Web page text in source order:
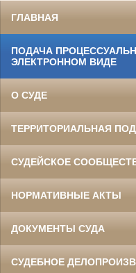
ГЛАВНАЯ
ПОДАЧА
ЭЛЕКТРОННОМ ВИДЕ
О СУДЕ
ТЕРРИТОРИАЛЬНАЯ
СУДЕЙСКОЕ
НОРМАТИВНЫЕ АКТЫ
ДОКУМЕНТЫ СУДА
СУДЕБНОЕ